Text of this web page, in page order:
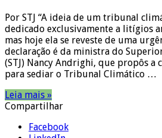
Por STJ “A ideia de um tribunal
dedicado exclusivamente a litígios
mas hoje ela se reveste de uma
declaração é da ministra do
(STJ) Nancy Andrighi, que propôs a
para sediar o Tribunal Climático …
Leia mais »
Compartilhar
Facebook